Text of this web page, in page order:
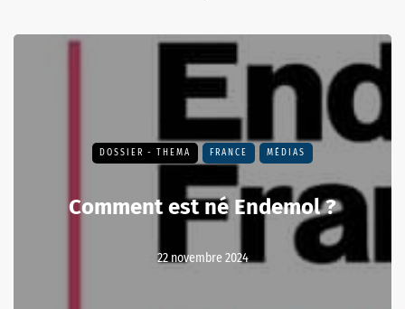
DOSSIER - THEMA FRANCE MÉDIAS
Comment est né Endemol ?
22 novembre 2024